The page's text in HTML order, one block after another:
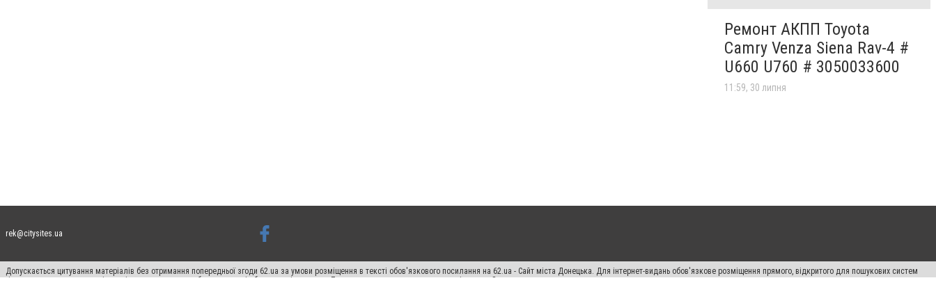
Ремонт АКПП Toyota
Camry Venza Siena Rav-4 #
U660 U760 # 3050033600
11:59, 30 липня
rek@citysites.ua
Допускається цитування матеріалів без отримання попередньої згоди 62.ua за умови розміщення в тексті обов'язкового посилання на 62.ua - Сайт міста Донецька. Для інтернет-видань обов'язкове розміщення прямого, відкритого для пошукових систем
гіперпосилання на цитовані статті не нижче другого абзацу в тексті або в якості джерела. Порушення виняткових прав переслідується Законом.